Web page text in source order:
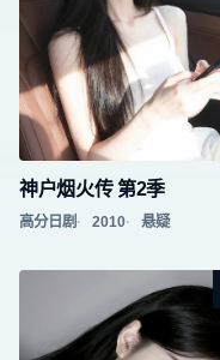
神户烟火传 第2季
高分日剧 2010 悬疑